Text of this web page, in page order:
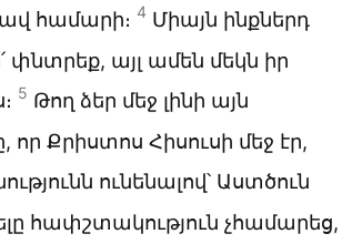
համարի։ 4 Միայն ինքներդ
փնտրեք, այլ ամեն մեկն իր
5 Թող ձեր մեջ լինի այն
որ Քրիստոս Հիսուսի մեջ էր,
ունենալով՝ Աստծուն
հափշտակություն չհամարեց,